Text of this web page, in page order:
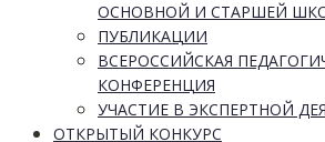
ОСНОВНОЙ И СТАРШЕЙ
ПУБЛИКАЦИИ
ВСЕРОССИЙСКАЯ
КОНФЕРЕНЦИЯ
УЧАСТИЕ В ЭКСПЕРТНОЙ
ОТКРЫТЫЙ КОНКУРС